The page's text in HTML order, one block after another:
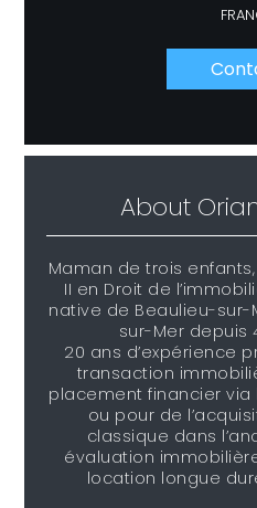
About
Maman de trois
II en Droit de
native de Beaulieu-
sur-Mer depuis
20 ans d’expérience
transaction
placement financier via
ou pour de
classique dans
évaluation
location longue